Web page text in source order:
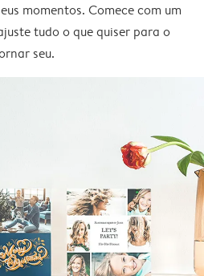
momentos. Comece com um
tudo o que quiser para o
seu.